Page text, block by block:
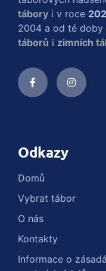
tábory i v roce
2004 a od té doby
táborů i zimních
Odkazy
Domů
Vybrat tábor
O nás
Kontakty
Informace o